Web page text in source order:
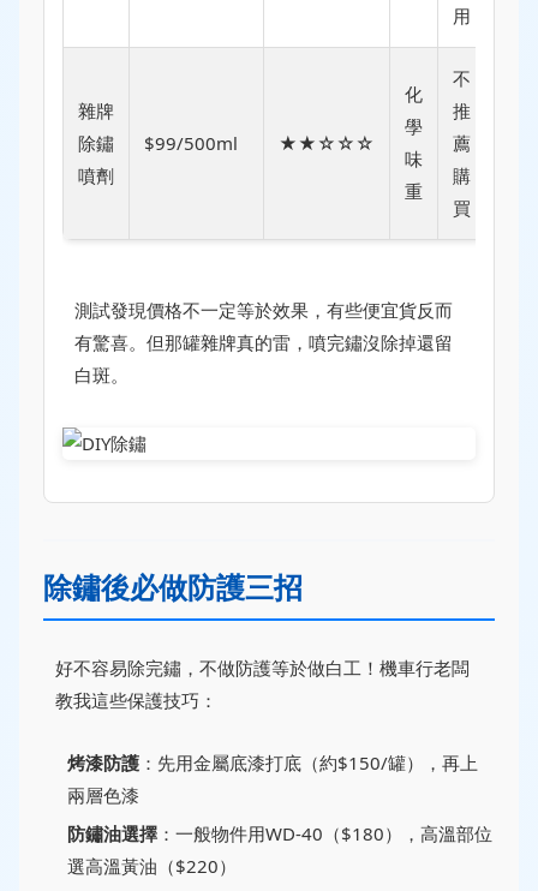
用
雜牌
除鏽
噴劑
$99/500ml ★★☆☆☆
化
學
味
重
不
推
薦
購
買
測試發現價格不一定等於效果，有些便宜貨反而
有驚喜。但那罐雜牌真的雷，噴完鏽沒除掉還留
白斑。
除鏽後必做防護三招
好不容易除完鏽，不做防護等於做白工！機車行老闆
教我這些保護技巧：
烤漆防護 ：先用金屬底漆打底（約$150/罐），再上
兩層色漆
防鏽油選擇 ：一般物件用WD-40（$180），高溫部位
選高溫黃油（$220）